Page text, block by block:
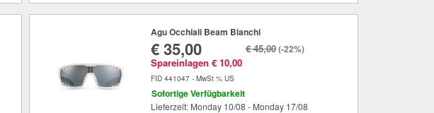
Agu Occhiali Beam Bianchi
€ 35,00
Spareinlagen € 10,00
€ 45,00(-22%)
FID 441047 - MwSt % US
Sofortige Verfügbarkeit
Lieferzeit: Monday 10/08 - Monday 17/08